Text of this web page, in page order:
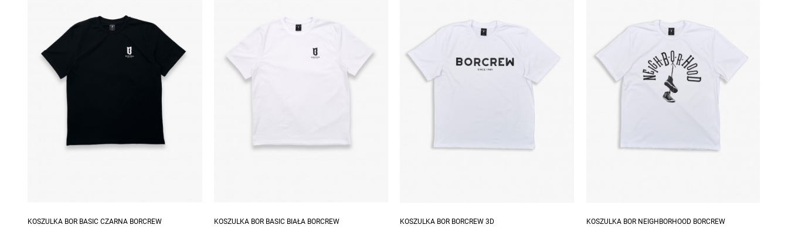
KOSZULKA BOR BASIC CZARNA BORCREW KOSZULKA BOR BASIC BIAŁA BORCREW KOSZULKA BOR BORCREW 3D KOSZULKA BOR NEIGHBORHOOD BORCREW